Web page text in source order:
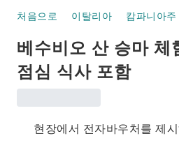
처음으로 이탈리아 캄파니아주
베수비오 산 승마 체
점심 식사 포함
현장에서 전자바우처를 제